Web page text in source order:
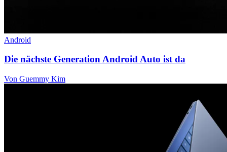
Android
Die nächste Generation Android Auto ist da
Von Guemmy Kim